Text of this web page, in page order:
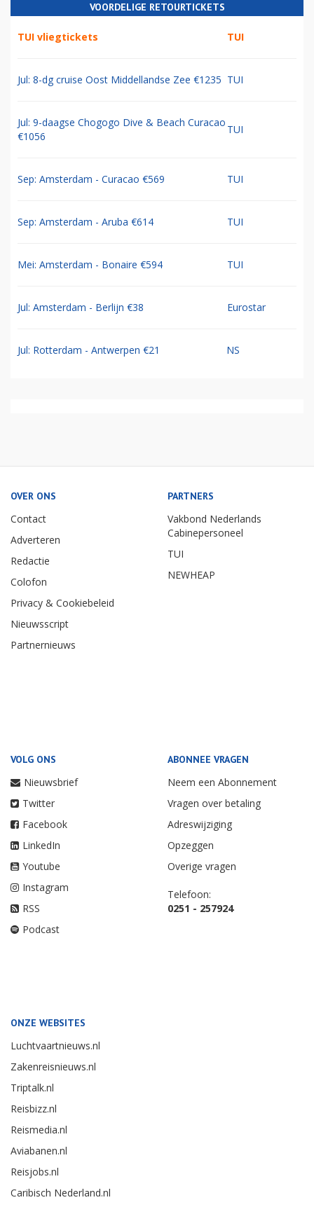
VOORDELIGE RETOURTICKETS
TUI vliegtickets TUI
Jul: 8-dg cruise Oost Middellandse Zee €1235 TUI
Jul: 9-daagse Chogogo Dive & Beach Curacao
€1056
TUI
Sep: Amsterdam - Curacao €569 TUI
Sep: Amsterdam - Aruba €614 TUI
Mei: Amsterdam - Bonaire €594 TUI
Jul: Amsterdam - Berlijn €38 Eurostar
Jul: Rotterdam - Antwerpen €21 NS
OVER ONS
Contact
Adverteren
Redactie
Colofon
Privacy & Cookiebeleid
Nieuwsscript
Partnernieuws
PARTNERS
Vakbond Nederlands
Cabinepersoneel
TUI
NEWHEAP
VOLG ONS
Nieuwsbrief
Twitter
Facebook
LinkedIn
Youtube
Instagram
RSS
Podcast
ABONNEE VRAGEN
Neem een Abonnement
Vragen over betaling
Adreswijziging
Opzeggen
Overige vragen
Telefoon:
0251 - 257924
ONZE WEBSITES
Luchtvaartnieuws.nl
Zakenreisnieuws.nl
Triptalk.nl
Reisbizz.nl
Reismedia.nl
Aviabanen.nl
Reisjobs.nl
Caribisch Nederland.nl